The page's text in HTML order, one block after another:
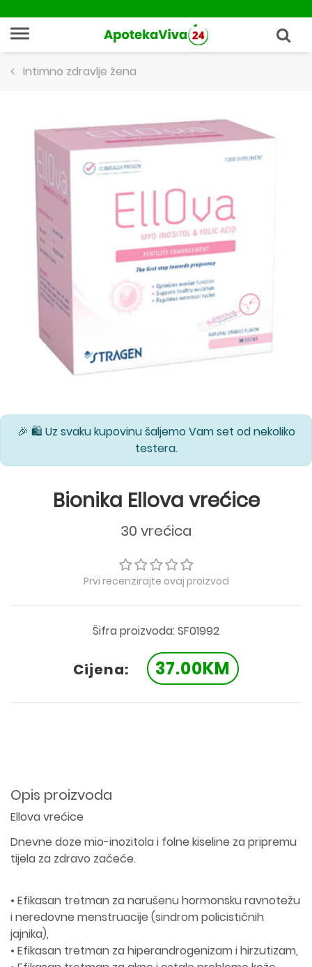
Intimno zdravlje žena
🎉 🛍️ Uz svaku kupovinu šaljemo Vam set od nekoliko
testera.
Bionika Ellova vrećice
30 vrećica
Prvi recenzirajte ovaj proizvod
Šifra proizvoda: SF01992
Cijena: 37.00KM
Opis proizvoda
Ellova vrećice
Dnevne doze mio-inozitola i folne kiseline za pripremu
tijela za zdravo začeće.
• Efikasan tretman za narušenu hormonsku ravnotežu
i neredovne menstruacije (sindrom policističnih
jajnika),
• Efikasan tretman za hiperandrogenizam i hirzutizam,